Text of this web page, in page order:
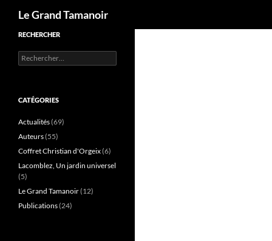
Le Grand Tamanoir
RECHERCHER
Rechercher :
CATÉGORIES
Actualités(69)
Auteurs(55)
Coffret Christian d'Orgeix(6)
Lacomblez, Un jardin universel
(5)
Le Grand Tamanoir(12)
Publications(24)